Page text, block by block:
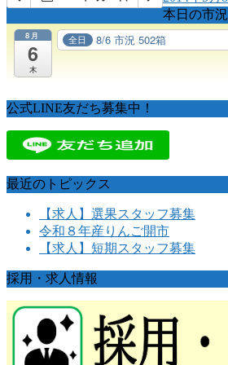
本日の市況
8月
6
木
全日 8/6 市況 502箱
公式LINE友だち募集中！
最近のトピックス
【求人】選果スタッフ募集
令和８年産りんご開市
【求人】短期スタッフ募集
採用・求人情報